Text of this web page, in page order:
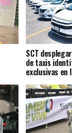
SCT
de taxis
exclusivas en